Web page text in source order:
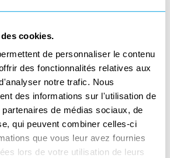
cookies.
de personnaliser le contenu
des fonctionnalités relatives aux
notre trafic. Nous
des informations sur l'utilisation de
de médias sociaux, de
qui peuvent combiner celles-ci
que vous leur avez fournies
lors de votre utilisation de leurs
Composite
Inox
Autre